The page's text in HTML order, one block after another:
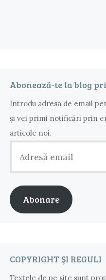
Abonează-te la blog
Introdu adresa de email
și vei primi notificări prin
articole noi.
email
Abonare
COPYRIGHT ŞI REGULI
Textele de pe site sunt